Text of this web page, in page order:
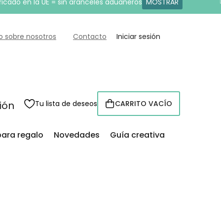
en la UE = sin aranceles aduaneros MOSTRAR
sobre nosotros Contacto Iniciar sesión
Tu lista de deseos CESTA
CARRITO VACÍO
regalo Novedades Guía creativa